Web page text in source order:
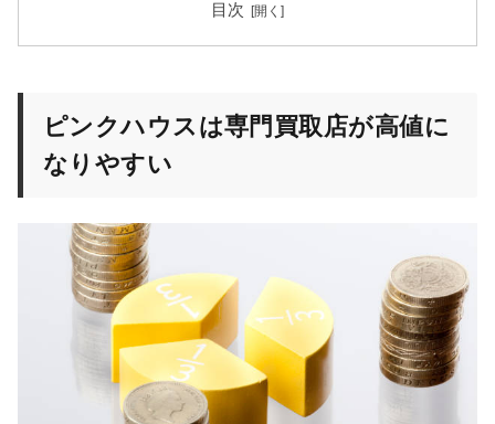
目次
ピンクハウスは専門買取店が高値に
なりやすい